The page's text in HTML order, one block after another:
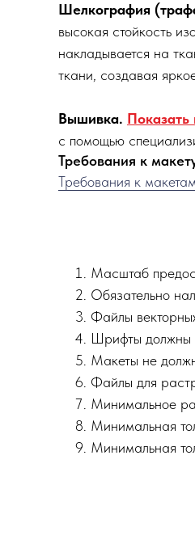
Шелкография
высокая стойкость
накладывается на
ткани, создавая
Вышивка.
с помощью
Требования к
Требования к
Масштаб
Обязательно
Файлы
Шрифты должны
Макеты не
Файлы для
Минимальное
Минимальная
Минимальная